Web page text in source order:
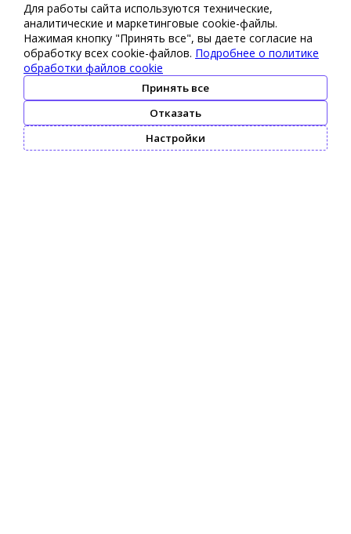
Для работы сайта используются технические,
аналитические и маркетинговые сооkіе-файлы.
Нажимая кнопку "Принять все", вы даете согласие на
обработку всех cookie-файлов. Подробнее о политике
обработки файлов cookie
Принять все
Отказать
Настройки